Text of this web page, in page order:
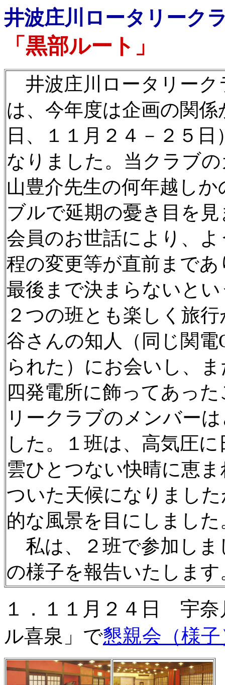
井波庄川ロータリーク
「黒部ルート」
井波庄川ロータリーク
は、今年度は企画の関
日、１１月２４－２５
なりました。当クラブ
山豊介先生の何年越し
ブルで延期の憂き目を
会員のお世話により、
程の変更等が直前まで
最後まで決まらないと
２つの班とも楽しく旅
谷さんの知人（同じ関
られた）にお会いし、
四発電所に飾ってあっ
リークラブのメンバー
した。１班は、高気圧
雲ひとつない快晴に恵
ついた天候になりまし
的な風景を目にしました
私は、２班で参加しま
の様子を報告いたしま
１．１１月２４日 宇奈
ル喜泉」で懇親会（様子